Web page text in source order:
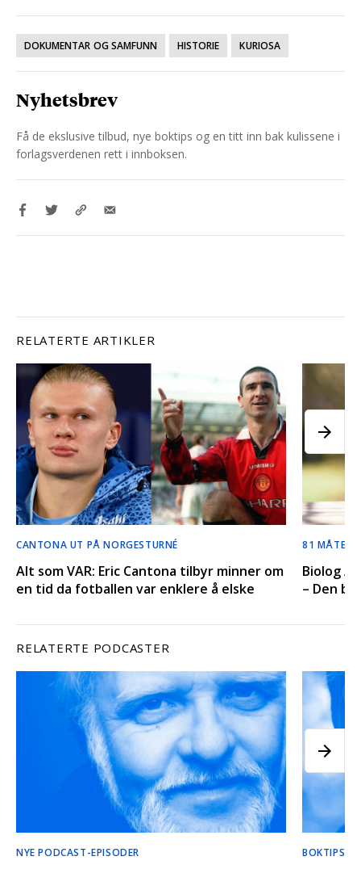
DOKUMENTAR OG SAMFUNN HISTORIE KURIOSA
Nyhetsbrev
Få de ekslusive tilbud, nye boktips og en titt inn bak kulissene i
forlagsverdenen rett i innboksen.
RELATERTE ARTIKLER
CANTONA UT PÅ NORGESTURNÉ
Alt som VAR: Eric Cantona tilbyr minner om
en tid da fotballen var enklere å elske
81 MÅTER
Biolog
– Den
RELATERTE PODCASTER
NYE PODCAST-EPISODER BOKTIPS’